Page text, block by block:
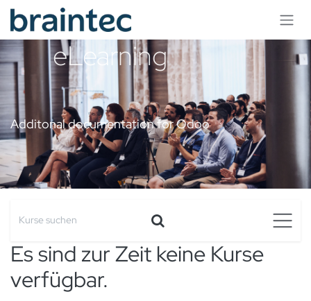
Se rendre au contenu
eLearning
Additonal documentation for Odoo
Es sind zur Zeit keine Kurse
verfügbar.